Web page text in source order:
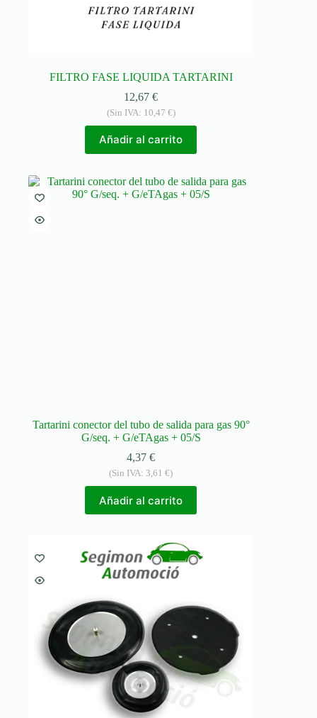
FILTRO FASE LIQUIDA TARTARINI
12,67€
(Sin IVA: 10,47 €)
Añadir al carrito
Tartarini conector del tubo de salida para gas 90°
G/seq. + G/eTAgas + 05/S
4,37€
(Sin IVA:3,61€)
Añadir al carrito